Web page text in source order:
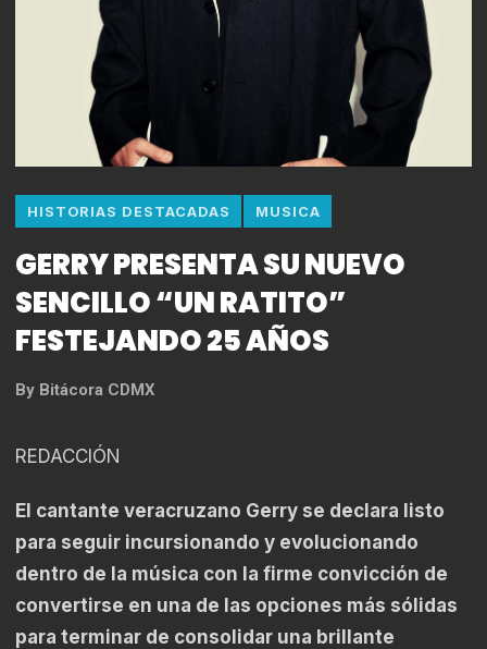
HISTORIAS DESTACADAS MUSICA
GERRY PRESENTA SU NUEVO
SENCILLO “UN RATITO”
FESTEJANDO 25 AÑOS
By Bitácora CDMX
REDACCIÓN
El cantante veracruzano Gerry se declara listo
para seguir incursionando y evolucionando
dentro de la música con la firme convicción de
convertirse en una de las opciones más sólidas
para terminar de consolidar una brillante